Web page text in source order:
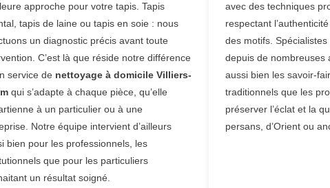
approche pour votre tapis. Tapis
tapis de laine ou tapis en soie : nous
un diagnostic précis avant toute
C’est là que réside notre différence
service de nettoyage à domicile Villiers-
qui s’adapte à chaque pièce, qu’elle
à un particulier ou à une
Notre équipe intervient d’ailleurs
bien pour les professionnels, les
que pour les particuliers
un résultat soigné.
avec des techniques
respectant
des motifs. Spécialistes
depuis de nombreuses
aussi bien les savoir-
traditionnels que les
préserver l’éclat et la
persans, d’Orient ou